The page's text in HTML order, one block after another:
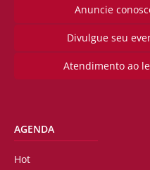
Anuncie
Divulgue seu
Atendimento ao
AGENDA
Hot